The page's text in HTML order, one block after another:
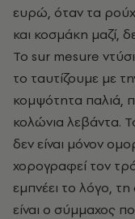
ευρώ, όταν τα
και κοσμάκη μαζί,
Το sur mesure
το ταυτίζουμε με
κομψότητα παλιά,
κολώνια λεβάντα.
δεν είναι μόνον
χορογραφεί τον
εμπνέει το λόγο,
είναι ο σύμμαχος